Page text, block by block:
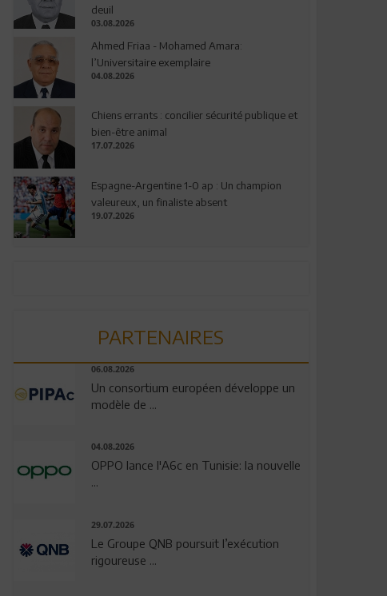
deuil
03.08.2026
Ahmed Friaa - Mohamed Amara:
l’Universitaire exemplaire
04.08.2026
Chiens errants : concilier sécurité publique et
bien-être animal
17.07.2026
Espagne-Argentine 1-0 ap : Un champion
valeureux, un finaliste absent
19.07.2026
PARTENAIRES
06.08.2026
Un consortium européen développe un
modèle de ...
04.08.2026
OPPO lance l'A6c en Tunisie: la nouvelle
...
29.07.2026
Le Groupe QNB poursuit l’exécution
rigoureuse ...